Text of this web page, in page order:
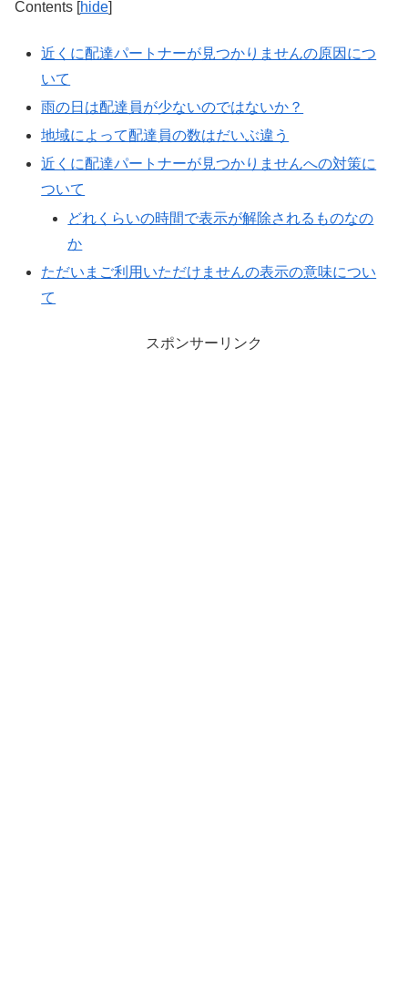
Contents hide
近くに配達パートナーが見つかりませんの原因につ
いて
雨の日は配達員が少ないのではないか？
地域によって配達員の数はだいぶ違う
近くに配達パートナーが見つかりませんへの対策に
ついて
どれくらいの時間で表示が解除されるものなの
か
ただいまご利用いただけませんの表示の意味につい
て
スポンサーリンク